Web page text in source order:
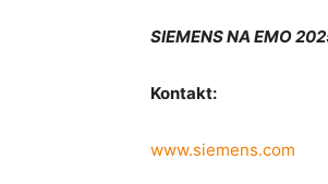
SIEMENS NA EMO
Kontakt:
www.siemens.com